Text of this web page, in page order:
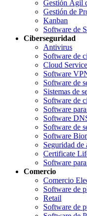
Gestión Ágil
Gestión de
Kanban
Software de
Ciberseguridad
Antivirus
Software de
Cloud Service
Software
Software de
Sistemas de
Software de
Software
Software
Software de
Software
Seguridad de
Certificate
Software
Comercio
Comercio
Software de
Retail
Software de